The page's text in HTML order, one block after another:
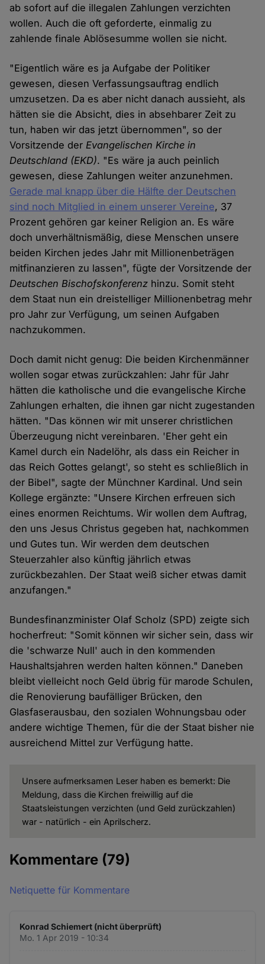
ab sofort auf die illegalen Zahlungen verzichten
wollen. Auch die oft geforderte, einmalig zu
zahlende finale Ablösesumme wollen sie nicht.
"Eigentlich wäre es ja Aufgabe der Politiker
gewesen, diesen Verfassungsauftrag endlich
umzusetzen. Da es aber nicht danach aussieht, als
hätten sie die Absicht, dies in absehbarer Zeit zu
tun, haben wir das jetzt übernommen", so der
Vorsitzende derEvangelischen Kirche in
Deutschland (EKD). "Es wäre ja auch peinlich
gewesen, diese Zahlungen weiter anzunehmen.
Gerade mal knapp über die Hälfte der Deutschen
sind noch Mitglied in einem unserer Vereine, 37
Prozent gehören gar keiner Religion an. Es wäre
doch unverhältnismäßig, diese Menschen unsere
beiden Kirchen jedes Jahr mit Millionenbeträgen
mitfinanzieren zu lassen", fügte der Vorsitzende der
Deutschen Bischofskonferenz hinzu. Somit steht
dem Staat nun ein dreistelliger Millionenbetrag mehr
pro Jahr zur Verfügung, um seinen Aufgaben
nachzukommen.
Doch damit nicht genug: Die beiden Kirchenmänner
wollen sogar etwas zurückzahlen: Jahr für Jahr
hätten die katholische und die evangelische Kirche
Zahlungen erhalten, die ihnen gar nicht zugestanden
hätten. "Das können wir mit unserer christlichen
Überzeugung nicht vereinbaren. 'Eher geht ein
Kamel durch ein Nadelöhr, als dass ein Reicher in
das Reich Gottes gelangt', so steht es schließlich in
der Bibel", sagte der Münchner Kardinal. Und sein
Kollege ergänzte: "Unsere Kirchen erfreuen sich
eines enormen Reichtums. Wir wollen dem Auftrag,
den uns Jesus Christus gegeben hat, nachkommen
und Gutes tun. Wir werden dem deutschen
Steuerzahler also künftig jährlich etwas
zurückbezahlen. Der Staat weiß sicher etwas damit
anzufangen."
Bundesfinanzminister Olaf Scholz (SPD) zeigte sich
hocherfreut: "Somit können wir sicher sein, dass wir
die 'schwarze Null' auch in den kommenden
Haushaltsjahren werden halten können." Daneben
bleibt vielleicht noch Geld übrig für marode Schulen,
die Renovierung baufälliger Brücken, den
Glasfaserausbau, den sozialen Wohnungsbau oder
andere wichtige Themen, für die der Staat bisher nie
ausreichend Mittel zur Verfügung hatte.
Unsere aufmerksamen Leser haben es bemerkt: Die
Meldung, dass die Kirchen freiwillig auf die
Staatsleistungen verzichten (und Geld zurückzahlen)
war - natürlich - ein Aprilscherz.
Kommentare (79)
Netiquette für Kommentare
Konrad Schiemert (nicht überprüft)
Mo. 1 Apr 2019 - 10:34